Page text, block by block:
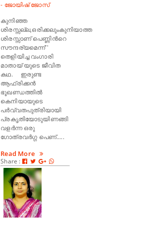
- ജോയിഷ് ജോസ്
കുനിഞ്ഞ
ശിരസ്സല്ല,ഒരിക്കലുംകുനിയാത്ത
ശിരസ്സാണ് പെണ്ണിന്‍റെ
സൗന്ദര്യമെന്ന്''
തെളിയിച്ച വംഗാരി
മാതായ് യുടെ ജീവിത
കഥ. ഇരുണ്ട
ആഫ്രിക്കന്‍
ഭൂഖണ്ഡത്തില്‍
കെനിയായുടെ
പര്‍വ്വതപുത്രിയായി
പ്രകൃതിയോടുയിണങ്ങി
വളര്‍ന്ന ഒരു
ഗോത്രവര്‍ഗ്ഗ പെണ്.....
Read More
Share :